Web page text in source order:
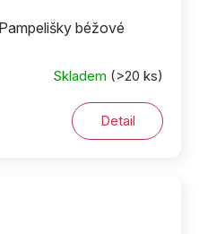
béžové
Skladem (>20 ks)
Detail